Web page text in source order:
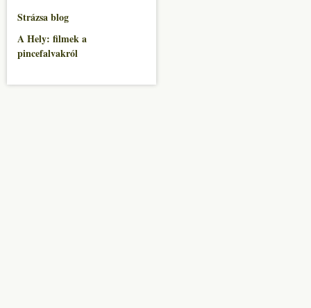
Strázsa blog
A Hely: filmek a
pincefalvakról